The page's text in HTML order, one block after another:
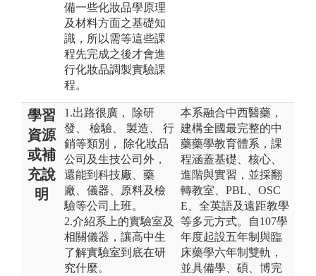
備一些化妝品學原理
及材料方面之基礎知
識，所以需等這些課
程先完成之後才會進
行化妝品調製實驗課
程。
學習
資源
或補
充說
明
1.出路很廣， 除研
發、 檢驗、 製造、 行
銷等類別， 除化妝品
公司及生技公司外，
還能到科技廠、藥
廠、儀器、原料及檢
驗等公司上班。
2.介紹系上的實驗室及
相關儀器，讓高中生
了解實驗室到底在研
究什麼。
本系融合中西醫藥，
建構全國最完整的中
藥藥學教育體系，課
程涵蓋基礎、核心、
進階與實習，並採翻
轉教室、PBL、OSC
E、全英語及遠距教學
等多元方式。自107學
年度起設五年制與臨
床藥學六年制雙軌，
並具備學、碩、博完